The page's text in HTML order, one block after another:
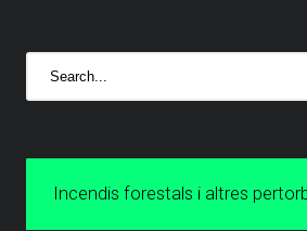
Incendis forestals i altres